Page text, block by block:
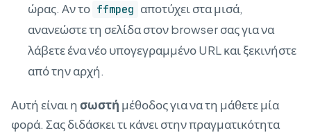
ώρας. Αν το ffmpeg αποτύχει στα μισά,
ανανεώστε τη σελίδα στον browser σας για να
λάβετε ένα νέο υπογεγραμμένο URL και ξεκινήστε
από την αρχή.
Αυτή είναι η σωστή μέθοδος για να τη μάθετε μία
φορά. Σας διδάσκει τι κάνει στην πραγματικότητα